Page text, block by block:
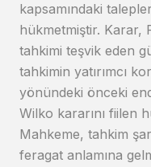
kapsamındaki
hükmetmiştir. Karar,
tahkimi teşvik eden
tahkimin yatırımcı
yönündeki önceki
Wilko kararını fiilen
Mahkeme, tahkim
feragat anlamına